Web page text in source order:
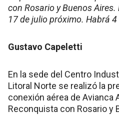
con Rosario y Buenos
17 de julio próximo. Habrá
Gustavo Capeletti
En la sede del Centro
Litoral Norte se realizó la
conexión aérea de Avianca
Reconquista con Rosario y